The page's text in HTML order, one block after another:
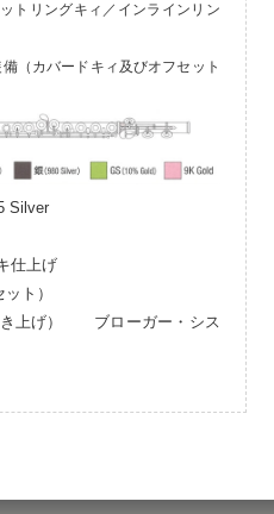
トリングキィ／インラインリン
（カバードキィ及びオフセット
Silver
仕上げ
ト）
き上げ） ブローガー・シス